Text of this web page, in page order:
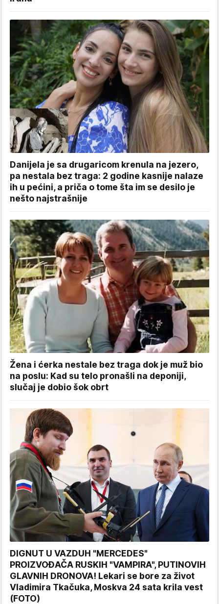
Danijela je sa drugaricom krenula na jezero,
pa nestala bez traga: 2 godine kasnije nalaze
ih u pećini, a priča o tome šta im se desilo je
nešto najstrašnije
Žena i ćerka nestale bez traga dok je muž bio
na poslu: Kad su telo pronašli na deponiji,
slučaj je dobio šok obrt
DIGNUT U VAZDUH "MERCEDES"
PROIZVOĐAČA RUSKIH "VAMPIRA", PUTINOVIH
GLAVNIH DRONOVA! Lekari se bore za život
Vladimira Tkačuka, Moskva 24 sata krila vest
(FOTO)